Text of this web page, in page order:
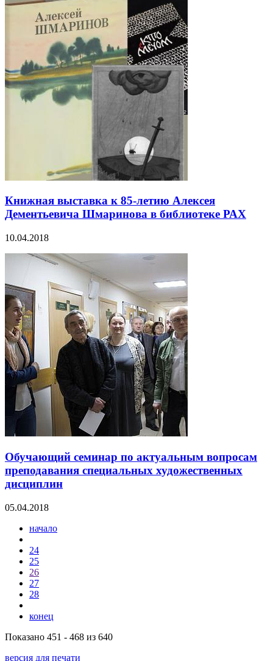
Книжная выставка к 85-летию Алексея
Дементьевича Шмаринова в библиотеке РАХ
10.04.2018
Обучающий семинар по актуальным вопросам
преподавания специальных художественных
дисциплин
05.04.2018
начало
24
25
26
27
28
конец
Показано 451 - 468 из 640
версия для печати